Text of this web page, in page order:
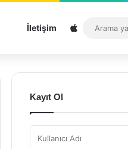
İletişim Sitemap
Kayıt Ol